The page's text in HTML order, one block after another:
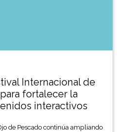
Internacional de
fortalecer la
interactivos
de Pescado continúa ampliando